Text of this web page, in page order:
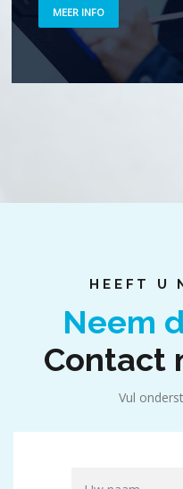
MEER INFO
HEEFT U
Neem
Contact
Vul